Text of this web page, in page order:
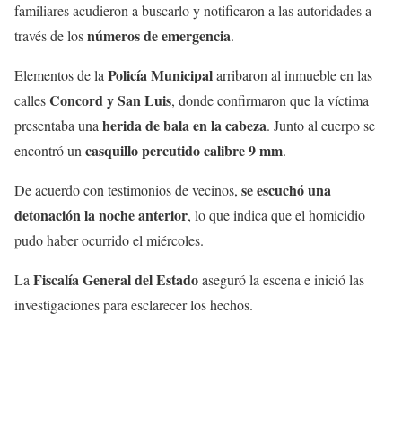
familiares acudieron a buscarlo y notificaron a las autoridades a
través de losnúmeros de emergencia.
Elementos de laPolicía Municipalarribaron al inmueble en las
callesConcord y San Luis, donde confirmaron que la víctima
presentaba unaherida de bala en la cabeza. Junto al cuerpo se
encontró uncasquillo percutido calibre 9 mm.
De acuerdo con testimonios de vecinos, se escuchó una
detonación la noche anterior, lo que indica que el homicidio
pudo haber ocurrido el miércoles.
LaFiscalía General del Estadoaseguró la escena e inició las
investigaciones para esclarecer los hechos.